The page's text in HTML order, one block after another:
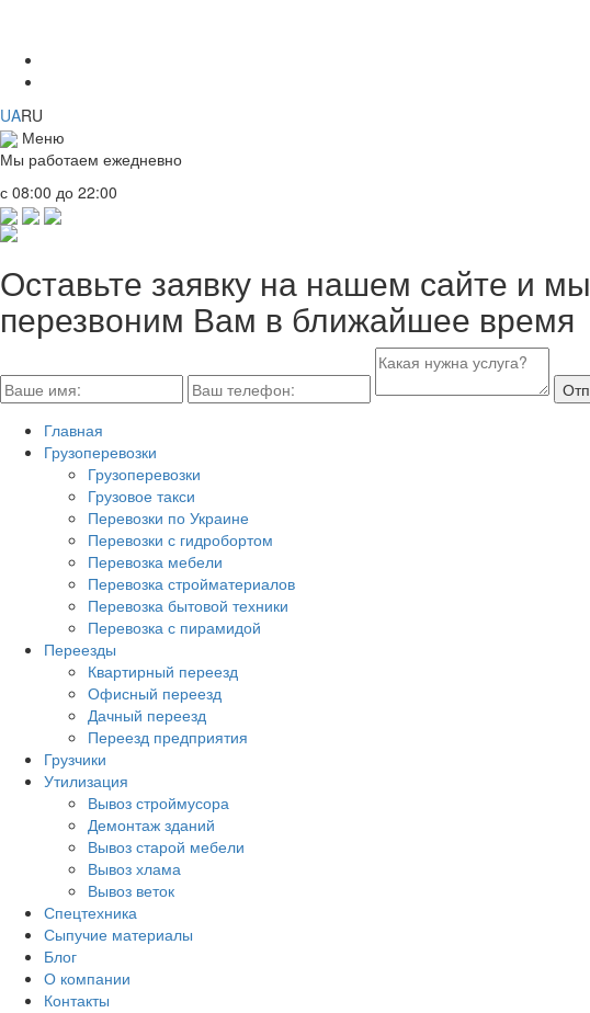
UARU
Меню
Мы работаем ежедневно
с 08:00 до 22:00
Оставьте заявку на нашем сайте и мы
перезвоним Вам в ближайшее время
Главная
Грузоперевозки
Грузоперевозки
Грузовое такси
Перевозки по Украине
Перевозки с гидробортом
Перевозка мебели
Перевозка стройматериалов
Перевозка бытовой техники
Перевозка с пирамидой
Переезды
Квартирный переезд
Офисный переезд
Дачный переезд
Переезд предприятия
Грузчики
Утилизация
Вывоз строймусора
Демонтаж зданий
Вывоз старой мебели
Вывоз хлама
Вывоз веток
Спецтехника
Сыпучие материалы
Блог
О компании
Контакты